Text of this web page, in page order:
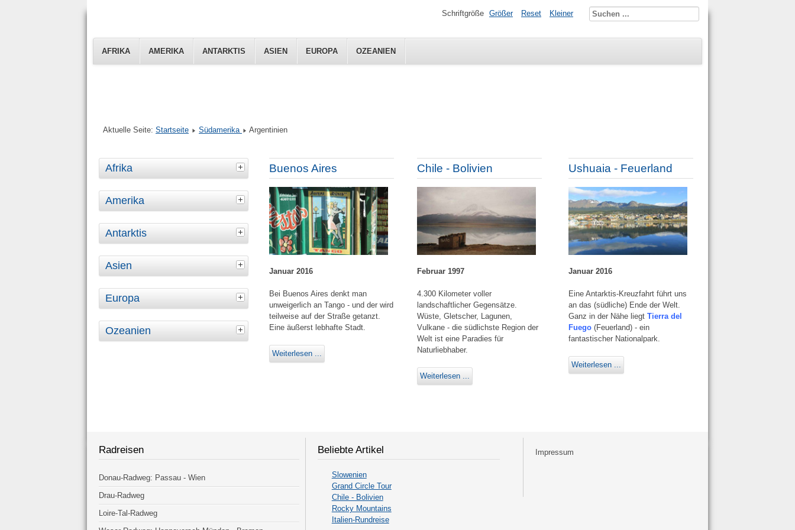
AFRIKA AMERIKA ANTARKTIS ASIEN EUROPA OZEANIEN
Schriftgröße Größer Reset Kleiner
Aktuelle Seite: Startseite Südamerika Argentinien
Afrika
Amerika
Antarktis
Asien
Europa
Ozeanien
Buenos Aires
Januar 2016
Bei Buenos Aires denkt man
unweigerlich an Tango - und der wird
teilweise auf der Straße getanzt.
Eine äußerst lebhafte Stadt.
Weiterlesen ...
Chile - Bolivien
Februar 1997
4.300 Kilometer voller
landschaftlicher Gegensätze.
Wüste, Gletscher, Lagunen,
Vulkane - die südlichste Region der
Welt ist eine Paradies für
Naturliebhaber.
Weiterlesen ...
Ushuaia - Feuerland
Januar 2016
Eine Antarktis-Kreuzfahrt führt uns
an das (südliche) Ende der Welt.
Ganz in der Nähe liegtTierra del
Fuego (Feuerland) - ein
fantastischer Nationalpark.
Weiterlesen ...
Radreisen
Donau-Radweg: Passau - Wien
Drau-Radweg
Loire-Tal-Radweg
Beliebte Artikel
Slowenien
Grand Circle Tour
Chile - Bolivien
Rocky Mountains
Italien-Rundreise
Impressum